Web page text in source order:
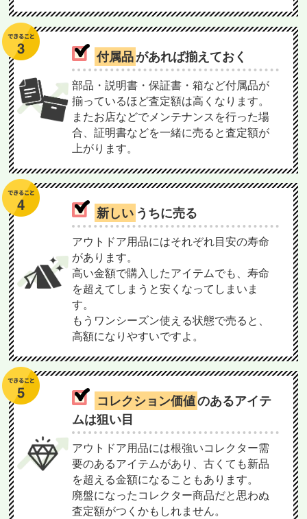
付属品があれば揃えておく
部品・説明書・保証書・箱など付属品が
揃っているほど査定額は高くなります。
またお店などでメンテナンスを行った場
合、証明書などを一緒に売ると査定額が
上がります。
新しい うちに売る
アウトドア用品にはそれぞれ目安の寿命
があります。
高い金額で購入したアイテムでも、寿命
を超えてしまうと安くなってしまいま
す。
もうワンシーズン使える状態で売ると、
高額になりやすいですよ。
コレクション価値のあるアイテ
ムは狙い目
アウトドア用品には根強いコレクター需
要のあるアイテムがあり、古くても新品
を超える金額になることもあります。
廃盤になったコレクター商品だと思わぬ
査定額がつくかもしれません。